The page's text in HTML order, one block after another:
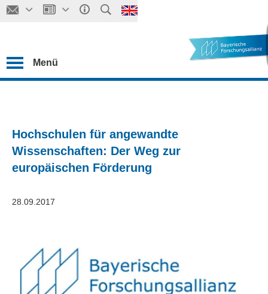
Menü
Hochschulen für angewandte
Wissenschaften: Der Weg zur
europäischen Förderung
28.09.2017